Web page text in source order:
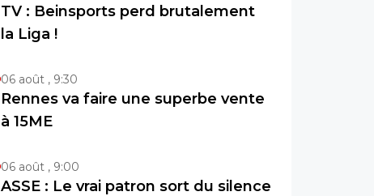
TV : Beinsports perd brutalement
la Liga !
06 août , 9:30
Rennes va faire une superbe vente
à 15ME
06 août , 9:00
ASSE : Le vrai patron sort du silence